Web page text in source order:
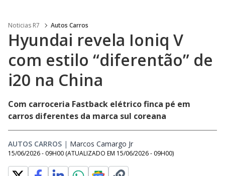
Noticias R7 Autos Carros
Hyundai revela Ioniq V
com estilo “diferentão” de
i20 na China
Com carroceria Fastback elétrico finca pé em
carros diferentes da marca sul coreana
AUTOS CARROS | Marcos Camargo Jr
15/06/2026 - 09H00 (ATUALIZADO EM 15/06/2026 - 09H00)